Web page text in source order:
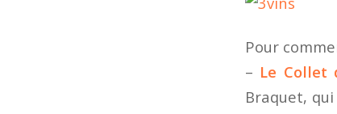
Pour
– Le Collet
Braquet,